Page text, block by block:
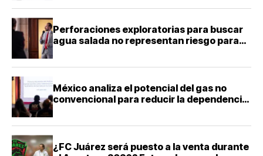
Perforaciones exploratorias para buscar
agua salada no representan riesgo para
México analiza el potencial del gas no
convencional para reducir la dependencia
¿FC Juárez será puesto a la venta durante